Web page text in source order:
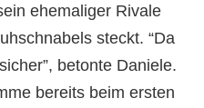
ehemaliger Rivale
steckt. “Da
betonte Daniele.
bereits beim ersten